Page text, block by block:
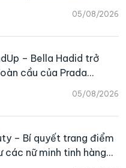
05/08/2026
05/08/2026
– Bella Hadid trở
cầu của Prada
mua lại Charvet
– Bí quyết trang điểm
các nữ minh tinh hàng